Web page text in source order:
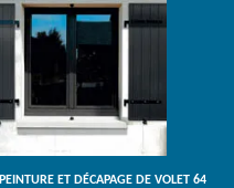
PEINTURE ET DÉCAPAGE DE VOLET 64